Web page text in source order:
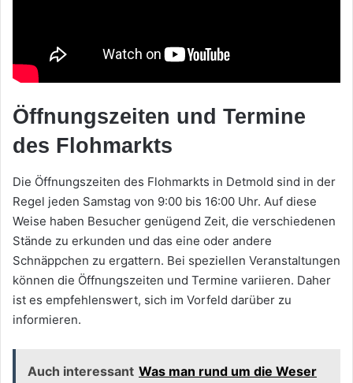
Öffnungszeiten und Termine
des Flohmarkts
Die Öffnungszeiten des Flohmarkts in Detmold sind in der
Regel jeden Samstag von 9:00 bis 16:00 Uhr. Auf diese
Weise haben Besucher genügend Zeit, die verschiedenen
Stände zu erkunden und das eine oder andere
Schnäppchen zu ergattern. Bei speziellen Veranstaltungen
können die Öffnungszeiten und Termine variieren. Daher
ist es empfehlenswert, sich im Vorfeld darüber zu
informieren.
Auch interessant Was man rund um die Weser